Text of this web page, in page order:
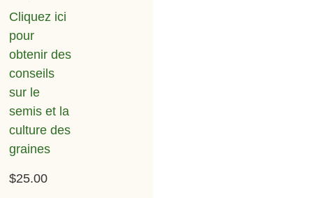
Cliquez ici
pour
obtenir des
conseils
sur le
semis et la
culture des
graines
$25.00